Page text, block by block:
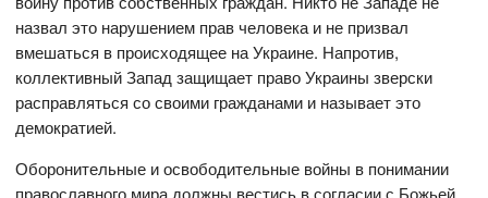
назвал это нарушением прав человека и не призвал
вмешаться в происходящее на Украине. Напротив,
коллективный Запад защищает право Украины зверски
расправляться со своими гражданами и называет это
демократией.
Оборонительные и освободительные войны в понимании
православного мира должны вестись в согласии с Божьей